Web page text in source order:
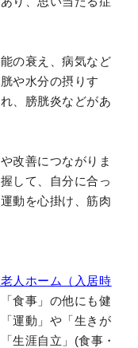
の衰え、病気など
や水分の摂りす
、膀胱炎などがあ
改善につながりま
して、自分に合っ
動を心掛け、筋肉
人ホーム（入居時
食事」の他にも健
運動」や「生きが
生涯自立」(食事・